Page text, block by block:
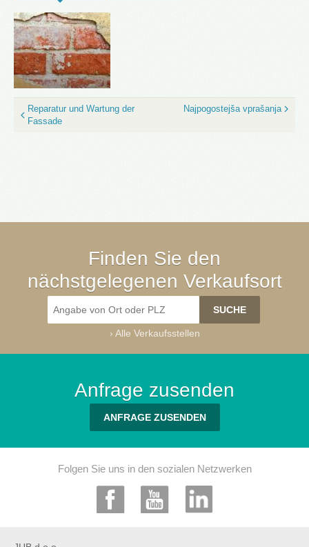
Reparatur und Wartung der
Fassade
Najpogostejša vprašanja
Finden Sie den
nächstgelegenen Verkaufsort
› Alle Verkaufsstellen
Anfrage zusenden
ANFRAGE ZUSENDEN
Folgen Sie uns in den sozialen Netzwerken